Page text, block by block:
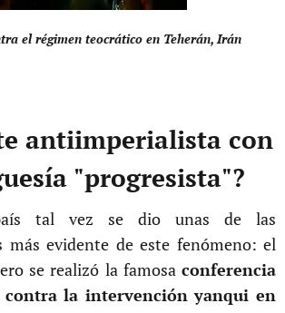
el régimen teocrático en Teherán, Irán
antiimperialista con
"progresista"?
tal vez se dio unas de las
más evidente de este fenómeno: el
se realizó la famosa conferencia
la intervención yanqui en